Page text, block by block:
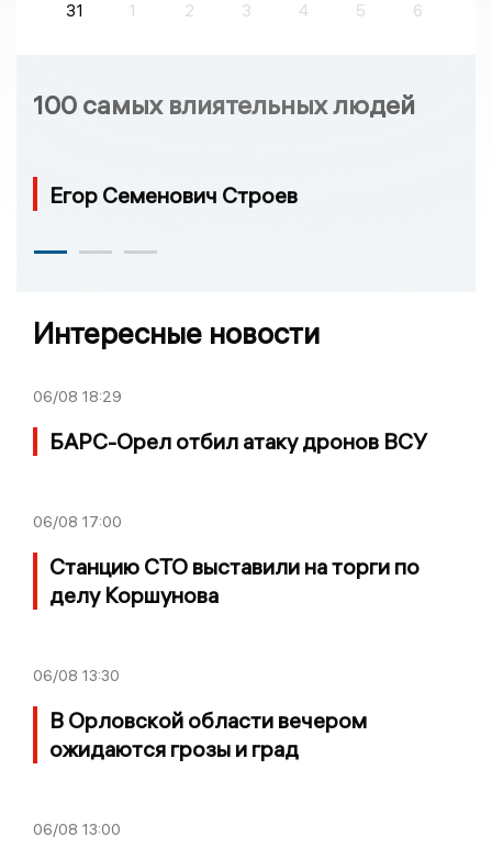
31 1 2 3 4 5 6
100 самых влиятельных людей
Егор Семенович Строев
Интересные новости
06/08 18:29
БАРС-Орел отбил атаку дронов ВСУ
06/08 17:00
Станцию СТО выставили на торги по
делу Коршунова
06/08 13:30
В Орловской области вечером
ожидаются грозы и град
06/08 13:00